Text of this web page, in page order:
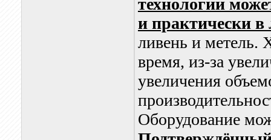
технологии
и практически
ливень и метель.
время, из-за
увеличения
Оборудование